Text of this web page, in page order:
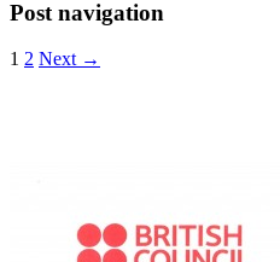
Post navigation
1 2 Next →